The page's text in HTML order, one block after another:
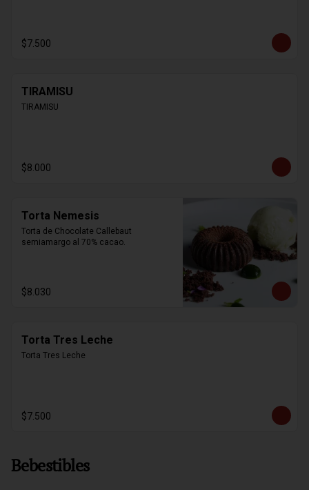
$7.500
TIRAMISU
TIRAMISU
$8.000
Torta Nemesis
Torta de Chocolate Callebaut
semiamargo al 70% cacao.
$8.030
Torta Tres Leche
Torta Tres Leche
$7.500
Bebestibles